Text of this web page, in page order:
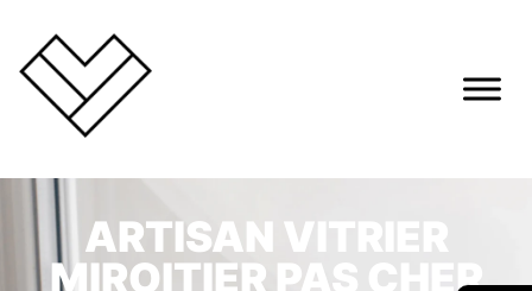
ARTISAN VITRIER
MIROITIER PAS CHER